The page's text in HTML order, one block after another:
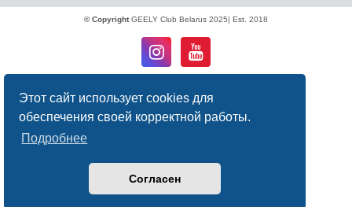
Этот сайт использует cookies для
обеспечения своей корректной работы.
Подробнее
Согласен
© CopyrightGEELY Club Belarus 2025| Est. 2018
Русская поддержка phpBB
Конфиденциальность |